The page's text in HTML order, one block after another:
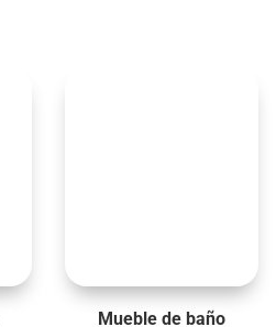
Mueble de baño